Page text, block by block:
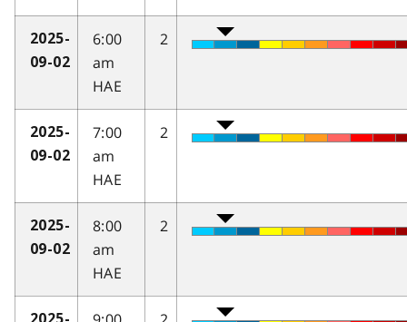
2025-
09-02
6:00
am
HAE
2
2025-
09-02
7:00
am
HAE
2
2025-
09-02
8:00
am
HAE
2